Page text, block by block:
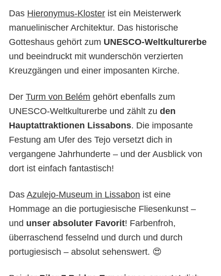
Das Hieronymus-Kloster ist ein Meisterwerk
manuelinischer Architektur. Das historische
Gotteshaus gehört zum UNESCO-Weltkulturerbe
und beeindruckt mit wunderschön verzierten
Kreuzgängen und einer imposanten Kirche.
Der Turm von Belém gehört ebenfalls zum
UNESCO-Weltkulturerbe und zählt zu den
Hauptattraktionen Lissabons. Die imposante
Festung am Ufer des Tejo versetzt dich in
vergangene Jahrhunderte – und der Ausblick von
dort ist einfach fantastisch!
Das Azulejo-Museum in Lissabon ist eine
Hommage an die portugiesische Fliesenkunst –
und unser absoluter Favorit! Farbenfroh,
überraschend fesselnd und durch und durch
portugiesisch – absolut sehenswert. 😍